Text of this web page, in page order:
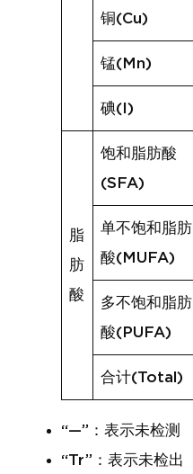
铜(Cu)
锰(Mn)
碘(I)
脂
肪
酸
饱和脂肪酸
(SFA)
单不饱和脂肪
酸(MUFA)
多不饱和脂肪
酸(PUFA)
合计(Total)
“—”：表示未检测
“Tr”：表示未检出